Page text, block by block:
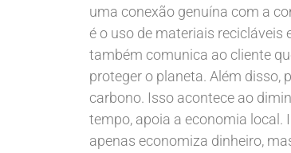
uma conexão genuína com a
é o uso de materiais
também comunica ao cliente
proteger o planeta. Além disso,
carbono. Isso acontece ao
tempo, apoia a economia local.
apenas economiza dinheiro,